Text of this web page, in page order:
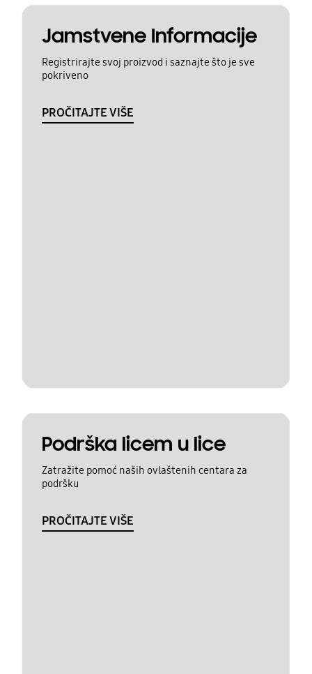
Jamstvene Informacije
Registrirajte svoj proizvod i saznajte što je sve
pokriveno
PROČITAJTE VIŠE
Podrška licem u lice
Zatražite pomoć naših ovlaštenih centara za
podršku
PROČITAJTE VIŠE